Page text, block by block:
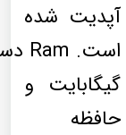
آپدیت شده
گیگابایت و
حافظه